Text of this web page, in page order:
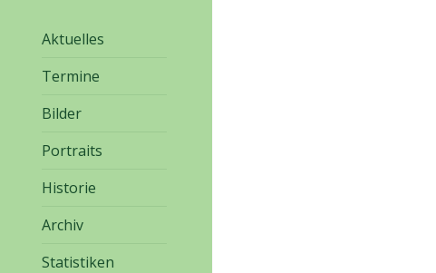
Aktuelles
Termine
Bilder
Portraits
Historie
Archiv
Statistiken